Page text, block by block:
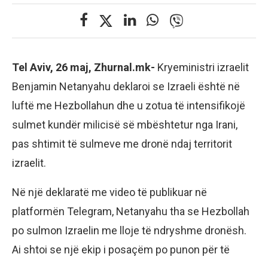
Tel Aviv, 26 maj, Zhurnal.mk- Kryeministri izraelit
Benjamin Netanyahu deklaroi se Izraeli është në
luftë me Hezbollahun dhe u zotua të intensifikojë
sulmet kundër milicisë së mbështetur nga Irani,
pas shtimit të sulmeve me dronë ndaj territorit
izraelit.
Në një deklaratë me video të publikuar në
platformën Telegram, Netanyahu tha se Hezbollah
po sulmon Izraelin me lloje të ndryshme dronësh.
Ai shtoi se një ekip i posaçëm po punon për të